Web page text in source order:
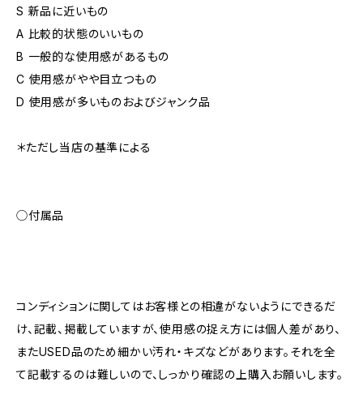
S 新品に近いもの
A 比較的状態のいいもの
B 一般的な使用感があるもの
C 使用感がやや目立つもの
D 使用感が多いものおよびジャンク品
＊ただし当店の基準による
◯付属品
コンディションに関してはお客様との相違がないようにできるだ
け、記載、掲載していますが、使用感の捉え方には個人差があり、
またUSED品のため細かい汚れ・キズなどがあります。それを全
て記載するのは難しいので、しっかり確認の上購入お願いします。